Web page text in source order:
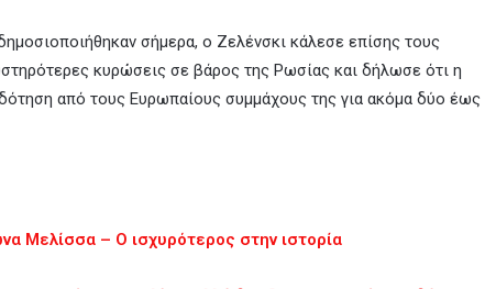
σήμερα, ο Ζελένσκι κάλεσε επίσης τους
κυρώσεις σε βάρος της Ρωσίας και δήλωσε ότι η
από τους Ευρωπαίους συμμάχους της για ακόμα δύο έως
Μελίσσα – Ο ισχυρότερος στην ιστορία